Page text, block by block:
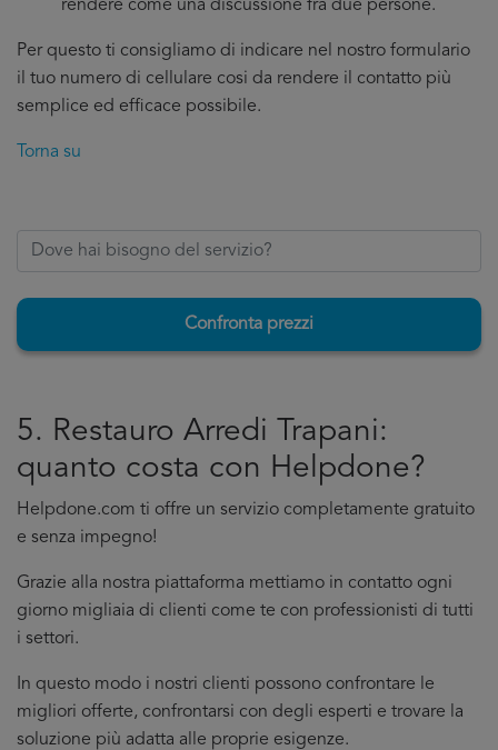
rendere come una discussione fra due persone.
Per questo ti consigliamo di indicare nel nostro formulario
il tuo numero di cellulare cosi da rendere il contatto più
semplice ed efficace possibile.
Torna su
Confronta prezzi
5. Restauro Arredi Trapani:
quanto costa con Helpdone?
Helpdone.com ti offre un servizio completamente gratuito
e senza impegno!
Grazie alla nostra piattaforma mettiamo in contatto ogni
giorno migliaia di clienti come te con professionisti di tutti
i settori.
In questo modo i nostri clienti possono confrontare le
migliori offerte, confrontarsi con degli esperti e trovare la
soluzione più adatta alle proprie esigenze.